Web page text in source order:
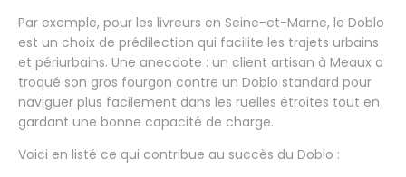
Par exemple, pour les livreurs en Seine-et-Marne, le Doblo
est un choix de prédilection qui facilite les trajets urbains
et périurbains. Une anecdote : un client artisan à Meaux a
troqué son gros fourgon contre un Doblo standard pour
naviguer plus facilement dans les ruelles étroites tout en
gardant une bonne capacité de charge.
Voici en listé ce qui contribue au succès du Doblo :